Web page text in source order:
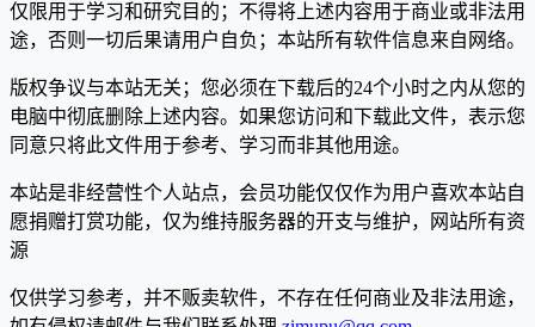
仅限用于学习和研究目的；不得将上述内容用于商业或非法用
途，否则一切后果请用户自负；本站所有软件信息来自网络。
版权争议与本站无关；您必须在下载后的24个小时之内从您的
电脑中彻底删除上述内容。如果您访问和下载此文件，表示您
同意只将此文件用于参考、学习而非其他用途。
本站是非经营性个人站点，会员功能仅仅作为用户喜欢本站自
愿捐赠打赏功能，仅为维持服务器的开支与维护，网站所有资
源
仅供学习参考，并不贩卖软件，不存在任何商业及非法用途，